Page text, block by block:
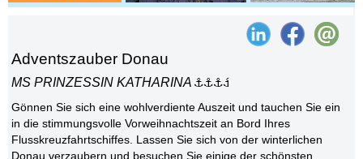
Adventszauber Donau
MS PRINZESSIN KATHARINA
Gönnen Sie sich eine wohlverdiente Auszeit und tauchen Sie ein
in die stimmungsvolle Vorweihnachtszeit an Bord Ihres
Flusskreuzfahrtschiffes. Lassen Sie sich von der winterlichen
Donau verzaubern und besuchen Sie einige der schönsten